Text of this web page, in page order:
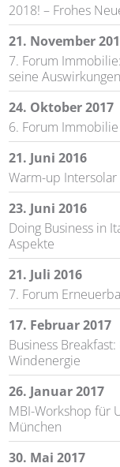
2018! – Frohes
21. November
7. Forum
seine
24. Oktober 2017
6. Forum Immobilie
21. Juni 2016
Warm-up
23. Juni 2016
Doing Business in
Aspekte
21. Juli 2016
7. Forum
17. Februar 2017
Business
Windenergie
26. Januar 2017
MBI-Workshop für
München
30. Mai 2017